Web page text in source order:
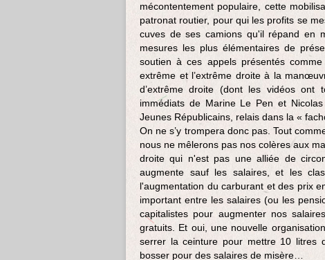
mécontentement populaire, cette
patronat routier, pour qui les profits se
cuves de ses camions qu'il répand en
mesures les plus élémentaires de
soutien à ces appels présentés
extrême et l’extrême droite à la
d’extrême droite (dont les vidéos ont
immédiats de Marine Le Pen et
Jeunes Républicains, relais dans la «
On ne s’y trompera donc pas. Tout
nous ne mêlerons pas nos colères aux
droite qui n'est pas une alliée de
augmente sauf les salaires, et les
l'augmentation du carburant et des prix
important entre les salaires (ou les
capitalistes pour augmenter nos
gratuits. Et oui, une nouvelle
serrer la ceinture pour mettre 10 litres
bosser pour des salaires de misère…